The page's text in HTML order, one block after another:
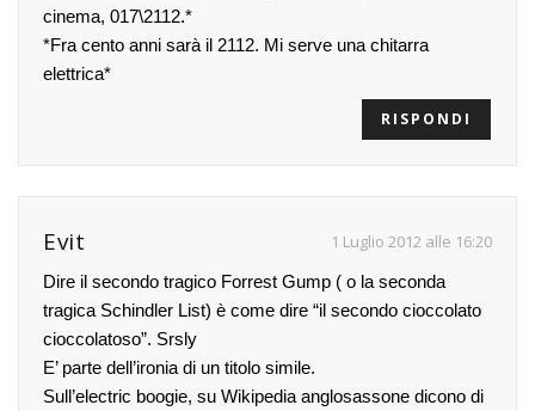
cinema, 017\2112.*
*Fra cento anni sarà il 2112. Mi serve una chitarra
elettrica*
RISPONDI
Evit 1 Luglio 2012 alle 16:20
Dire il secondo tragico Forrest Gump ( o la seconda
tragica Schindler List) è come dire “il secondo cioccolato
cioccolatoso”. Srsly
E’ parte dell’ironia di un titolo simile.
Sull’electric boogie, su Wikipedia anglosassone dicono di